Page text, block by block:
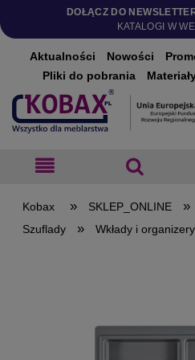
DOŁĄCZ DO
KATALOGI W
Aktualności Nowości
Pliki do pobrania
» SKLEP_ONLINE »
Szuflady » Wkłady i organizery